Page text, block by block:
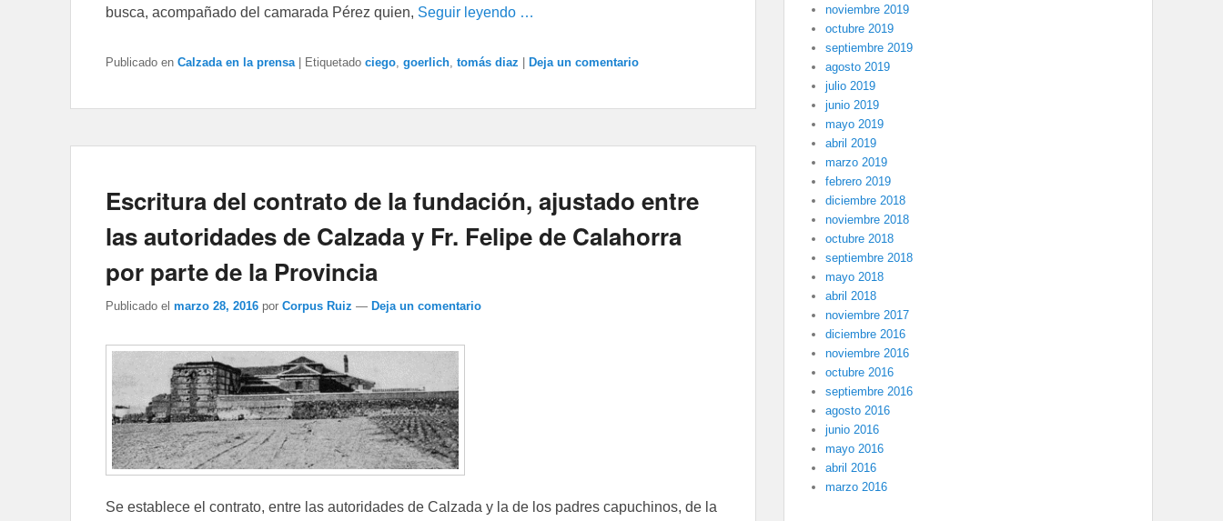
busca, acompañado del camarada Pérez quien, Seguir leyendo …
Publicado en Calzada en la prensa Etiquetado ciego, goerlich, tomás diaz Deja un comentario
Escritura del contrato de la fundación, ajustado entre
las autoridades de Calzada y Fr. Felipe de Calahorra
por parte de la Provincia
Publicado el marzo 28, 2016 por Corpus Ruiz — Deja un comentario
Se establece el contrato, entre las autoridades de Calzada y la de los padres capuchinos, de la
noviembre 2019
octubre 2019
septiembre 2019
agosto 2019
julio 2019
junio 2019
mayo 2019
abril 2019
marzo 2019
febrero 2019
diciembre 2018
noviembre 2018
octubre 2018
septiembre 2018
mayo 2018
abril 2018
noviembre 2017
diciembre 2016
noviembre 2016
octubre 2016
septiembre 2016
agosto 2016
junio 2016
mayo 2016
abril 2016
marzo 2016